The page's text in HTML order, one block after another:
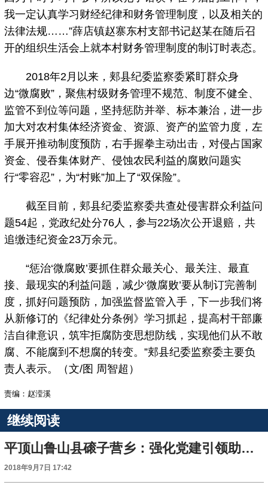
我一定认真学习财经纪律和财务管理制度，以及相关的
法律法规……”薛店镇赵寨东村支部书记赵某在随后召
开的组织生活会上就本村财务管理制度的制订时表态。
2018年2月以来，郏县纪委监察委紧盯群众身
边“微腐败”，聚焦村级财务管理不规范、制度不健全、
监管不到位等问题，坚持惩防并举、标本兼治，进一步
加大对农村集体经济资金、资源、资产的监管力度，左
手展开推动制度预防，右手握拳主动出击，对侵占国家
资金、侵吞集体财产、侵蚀农民利益的腐败问题实
行“零容忍”，为“村账”加上了“双保险”。
截至目前，郏县纪委监察委共查处侵害群众利益问
题54起，党政纪处分76人，参与22场次公开退赔，共
追缴违纪资金23万余元。
“惩治‘微腐败’要抓住群众最关心、最关注、最直
接、最现实的利益问题，减少‘微腐败’要从制订完善制
度，抓好问题预防，加强监督监管入手，下一步我们将
从新修订的《纪律处分条例》学习抓起，提高村干部廉
洁自律意识，筑牢拒腐防变思想防线，实现他们从不敢
腐、不能腐到不想腐的转变。”郏县纪委监察委主要负
责人表示。（文/图 周智超）
责编：赵滢溪
继续阅读
平顶山鲁山县磙子营乡：强化党建引领助力脱贫攻坚
2018年9月7日 17:42